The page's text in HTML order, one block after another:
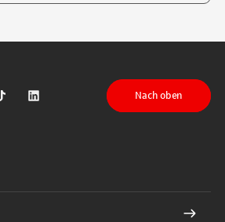
auf Instagram
Sparkasse auf TikTok
Sparkasse auf LinkedIn
Nach oben